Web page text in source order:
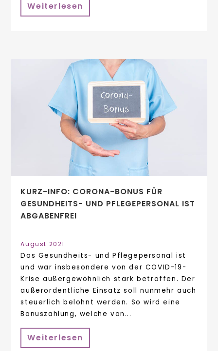
Weiterlesen
KURZ-INFO: CORONA-BONUS FÜR
GESUNDHEITS- UND PFLEGEPERSONAL IST
ABGABENFREI
August 2021
Das Gesundheits- und Pflegepersonal ist
und war insbesondere von der COVID-19-
Krise außergewöhnlich stark betroffen. Der
außerordentliche Einsatz soll nunmehr auch
steuerlich belohnt werden. So wird eine
Bonuszahlung, welche von...
Weiterlesen